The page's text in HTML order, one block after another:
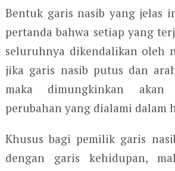
Bentuk garis nasib yang jelas
pertanda bahwa setiap yang
seluruhnya dikendalikan oleh
jika garis nasib putus dan
maka dimungkinkan akan
perubahan yang dialami dalam
Khusus bagi pemilik garis
dengan garis kehidupan,